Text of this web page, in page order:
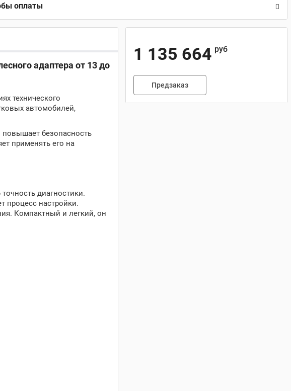
оплаты
адаптера от 13 до
технического
автомобилей,
безопасность
применять его на
диагностики.
процесс настройки.
Компактный и легкий, он
1 135 664 руб
Предзаказ